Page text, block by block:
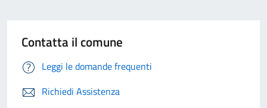
Contatta il comune
Leggi le domande frequenti
Richiedi Assistenza